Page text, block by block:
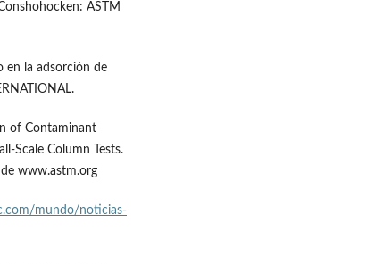
ASTM
en la adsorción de
of Contaminant
Scale Column Tests.
www.astm.org
mundo/noticias-